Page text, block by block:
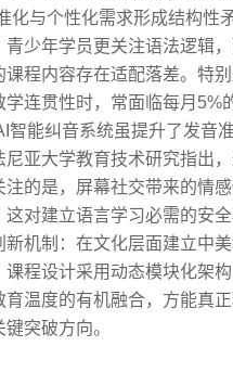
化与个性化需求形成结构性
青少年学员更关注语法逻辑
课程内容存在适配落差。特
学连贯性时，常面临每月5%
智能纠音系统虽提升了发音
尼亚大学教育技术研究指出
注的是，屏幕社交带来的情
这对建立语言学习必需的安
新机制：在文化层面建立中
课程设计采用动态模块化架
育温度的有机融合，方能真
突破方向。